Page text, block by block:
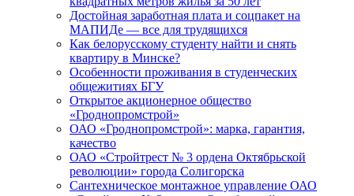
Достойная заработная плата и соцпакет на
МАПИДе — все для трудящихся
Как белорусскому студенту найти и снять
квартиру в Минске?
Особенности проживания в студенческих
общежитиях БГУ
Открытое акционерное общество
«Гроднопромстрой»
ОАО «Гроднопромстрой»: марка, гарантия,
качество
ОАО «Стройтрест № 3 ордена Октябрьской
революции» города Солигорска
Сантехническое монтажное управление ОАО